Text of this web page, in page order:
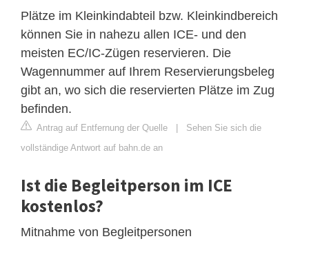
Plätze im Kleinkindabteil bzw. Kleinkindbereich
können Sie in nahezu allen ICE- und den
meisten EC/IC-Zügen reservieren. Die
Wagennummer auf Ihrem Reservierungsbeleg
gibt an, wo sich die reservierten Plätze im Zug
befinden.
Antrag auf Entfernung der Quelle | Sehen Sie sich die
vollständige Antwort auf bahn.de an
Ist die Begleitperson im ICE
kostenlos?
Mitnahme von Begleitpersonen